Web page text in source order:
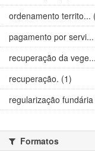
ordenamento territo...
pagamento por
recuperação da
recuperação. (1)
regularização
Formatos